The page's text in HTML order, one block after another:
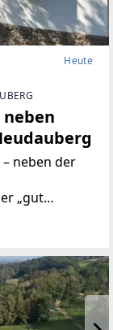
Heute
neben
neben der
„gut
Golf-
ein